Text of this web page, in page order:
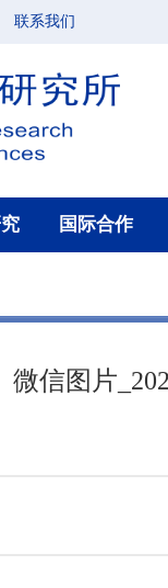
联系我们
国际合作
微信图片